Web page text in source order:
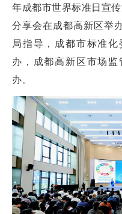
年成都市世界标准日宣
分享会在成都高新区举
局指导，成都市标准
办，成都高新区市场
办。